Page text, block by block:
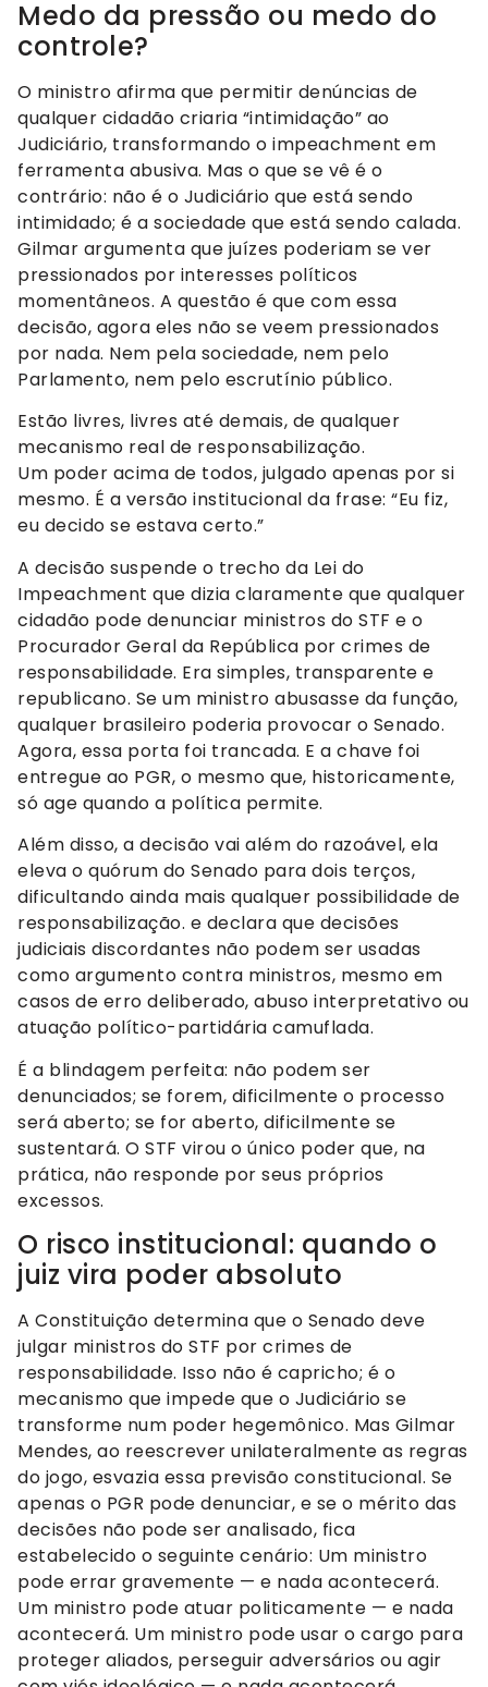
Medo da pressão ou medo do
controle?
O ministro afirma que permitir denúncias de
qualquer cidadão criaria “intimidação” ao
Judiciário, transformando o impeachment em
ferramenta abusiva. Mas o que se vê é o
contrário: não é o Judiciário que está sendo
intimidado; é a sociedade que está sendo calada.
Gilmar argumenta que juízes poderiam se ver
pressionados por interesses políticos
momentâneos. A questão é que com essa
decisão, agora eles não se veem pressionados
por nada. Nem pela sociedade, nem pelo
Parlamento, nem pelo escrutínio público.
Estão livres, livres até demais, de qualquer
mecanismo real de responsabilização.
Um poder acima de todos, julgado apenas por si
mesmo. É a versão institucional da frase: “Eu fiz,
eu decido se estava certo.”
A decisão suspende o trecho da Lei do
Impeachment que dizia claramente que qualquer
cidadão pode denunciar ministros do STF e o
Procurador Geral da República por crimes de
responsabilidade. Era simples, transparente e
republicano. Se um ministro abusasse da função,
qualquer brasileiro poderia provocar o Senado.
Agora, essa porta foi trancada. E a chave foi
entregue ao PGR, o mesmo que, historicamente,
só age quando a política permite.
Além disso, a decisão vai além do razoável, ela
eleva o quórum do Senado para dois terços,
dificultando ainda mais qualquer possibilidade de
responsabilização. e declara que decisões
judiciais discordantes não podem ser usadas
como argumento contra ministros, mesmo em
casos de erro deliberado, abuso interpretativo ou
atuação político-partidária camuflada.
É a blindagem perfeita: não podem ser
denunciados; se forem, dificilmente o processo
será aberto; se for aberto, dificilmente se
sustentará. O STF virou o único poder que, na
prática, não responde por seus próprios
excessos.
O risco institucional: quando o
juiz vira poder absoluto
A Constituição determina que o Senado deve
julgar ministros do STF por crimes de
responsabilidade. Isso não é capricho; é o
mecanismo que impede que o Judiciário se
transforme num poder hegemônico. Mas Gilmar
Mendes, ao reescrever unilateralmente as regras
do jogo, esvazia essa previsão constitucional. Se
apenas o PGR pode denunciar, e se o mérito das
decisões não pode ser analisado, fica
estabelecido o seguinte cenário: Um ministro
pode errar gravemente — e nada acontecerá.
Um ministro pode atuar politicamente — e nada
acontecerá. Um ministro pode usar o cargo para
proteger aliados, perseguir adversários ou agir